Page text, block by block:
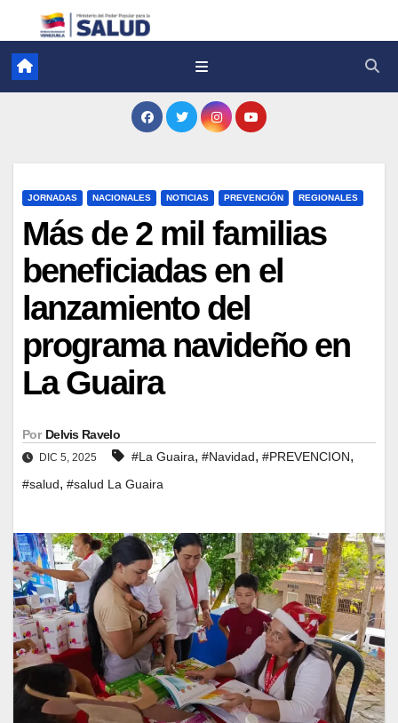
JORNADAS NACIONALES NOTICIAS PREVENCIÓN REGIONALES
Más de 2 mil familias
beneficiadas en el
lanzamiento del
programa navideño en
La Guaira
Por Delvis Ravelo
DIC 5, 2025 #La Guaira, #Navidad, #PREVENCION,
#salud, #salud La Guaira